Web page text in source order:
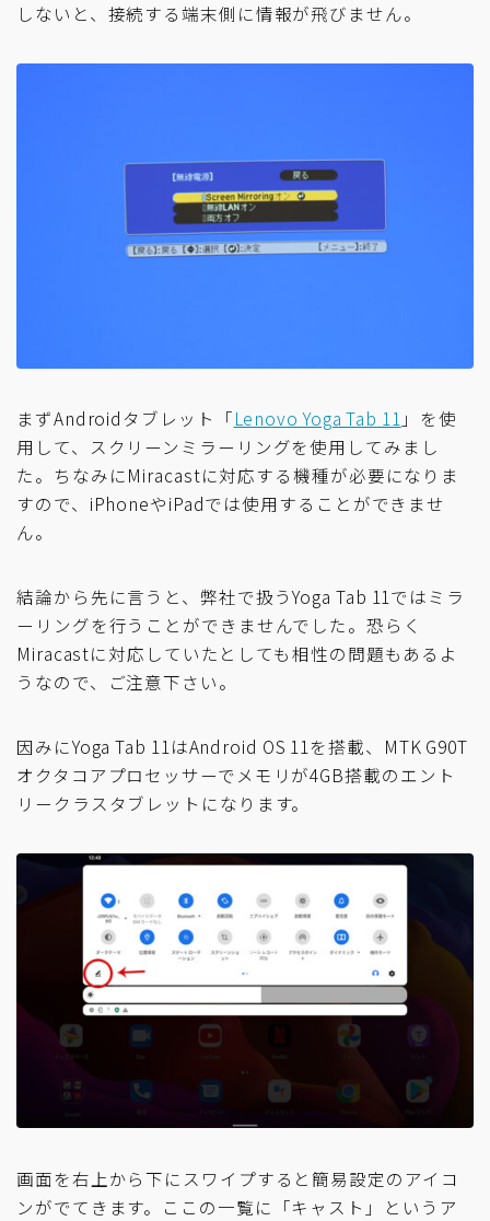
しないと、接続する端末側に情報が飛びません。
まずAndroidタブレット「Lenovo Yoga Tab 11 」を使
用して、スクリーンミラーリングを使用してみまし
た。ちなみにMiracastに対応する機種が必要になりま
すので、iPhoneやiPadでは使用することができませ
ん。
結論から先に言うと、弊社で扱うYoga Tab 11ではミラ
ーリングを行うことができませんでした。恐らく
Miracastに対応していたとしても相性の問題もあるよ
うなので、ご注意下さい。
因みにYoga Tab 11はAndroid OS 11を搭載、MTK G90T
オクタコアプロセッサーでメモリが4GB搭載のエント
リークラスタブレットになります。
画面を右上から下にスワイプすると簡易設定のアイコ
ンがでてきます。ここの一覧に「キャスト」というア